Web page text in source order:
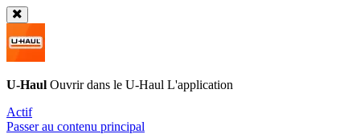
U-Haul Ouvrir dans le U-Haul L'application
Actif
Passer au contenu principal